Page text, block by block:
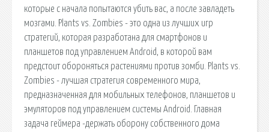
которые с начала попытаются убить вас, а после завладеть
мозгами. Plants vs. Zombies - это одна из лучших игр
стратегий, которая разработана для смартфонов и
планшетов под управлением Android, в которой вам
предстоит обороняться растениями против зомби. Plants vs.
Zombies - лучшая стратегия современного мира,
предназначенная для мобильных телефонов, планшетов и
эмуляторов под управлением системы Android. Главная
задача геймера -держать оборону собственного дома